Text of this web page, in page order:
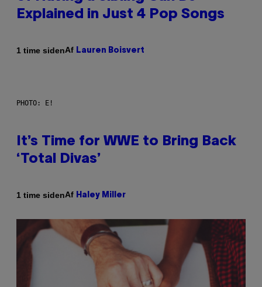
Explained in Just 4 Pop Songs
1 time sidenAf Lauren Boisvert
PHOTO: E!
It’s Time for WWE to Bring Back
‘Total Divas’
1 time sidenAf Haley Miller